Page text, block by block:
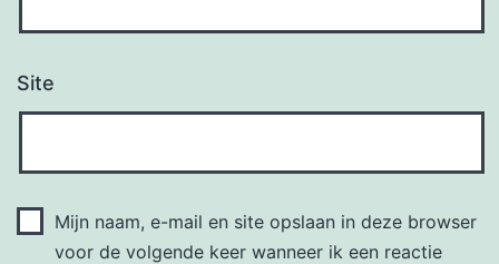
Site
Mijn naam, e-mail en site opslaan in deze browser
voor de volgende keer wanneer ik een reactie